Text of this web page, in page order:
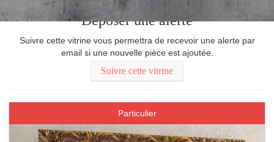
Déposer une alerte
Suivre cette vitrine vous permettra de recevoir une alerte par
email si une nouvelle pièce est ajoutée.
Suivre cette vitrine
Particulier